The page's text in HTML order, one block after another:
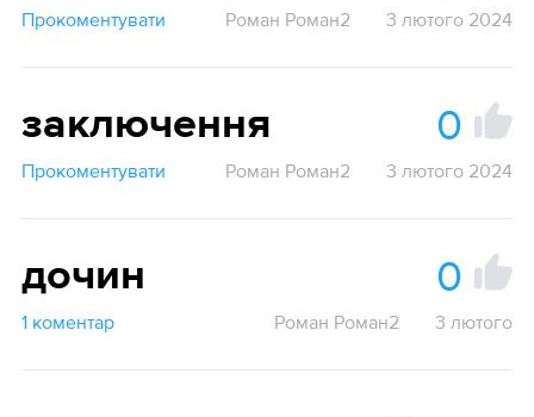
Прокоментувати Роман Роман2 3 лютого 2024
заключення 0
Прокоментувати Роман Роман2 3 лютого 2024
дочин 0
1 коментар Роман Роман2 3 лютого